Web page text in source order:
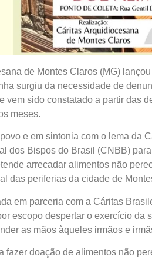
de Montes Claros (MG)
surgiu da necessidade de
vem sido constatado a partir das
meses.
e em sintonia com o lema da
dos Bispos do Brasil (CNBB)
arrecadar alimentos não
das periferias da cidade de
em parceria com a Cáritas
escopo despertar o exercício
as mãos àqueles irmãos e
fazer doação de alimentos não